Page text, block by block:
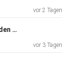
vor 2 Tagen
Mein Freund Simon Säbelzahn: Baden gehen | Eine Gute-Nacht-Geschichte ab 5 Jahren
vor 3 Tagen